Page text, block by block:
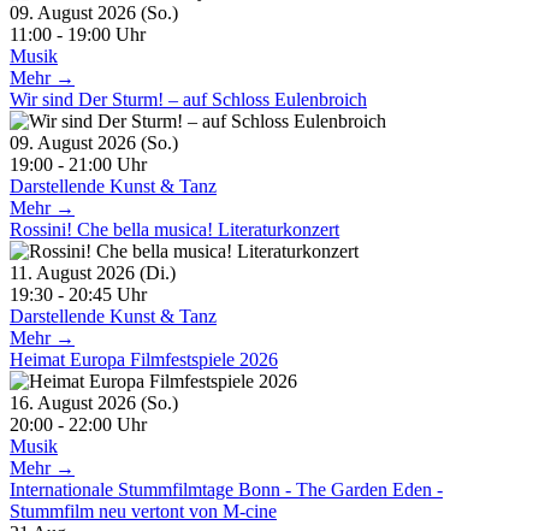
09. August 2026 (So.)
11:00 - 19:00 Uhr
Musik
Mehr →
Wir sind Der Sturm! – auf Schloss Eulenbroich
09. August 2026 (So.)
19:00 - 21:00 Uhr
Darstellende Kunst & Tanz
Mehr →
Rossini! Che bella musica! Literaturkonzert
11. August 2026 (Di.)
19:30 - 20:45 Uhr
Darstellende Kunst & Tanz
Mehr →
Heimat Europa Filmfestspiele 2026
16. August 2026 (So.)
20:00 - 22:00 Uhr
Musik
Mehr →
Internationale Stummfilmtage Bonn - The Garden Eden -
Stummfilm neu vertont von M-cine